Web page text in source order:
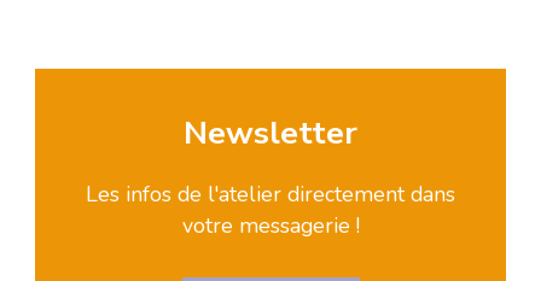
Newsletter
Les infos de l'atelier directement dans
votre messagerie !